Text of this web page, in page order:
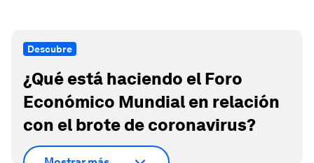
Descubre
¿Qué está haciendo el Foro
Económico Mundial en relación
con el brote de coronavirus?